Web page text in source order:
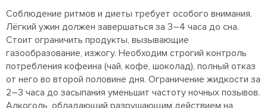
Соблюдение ритмов и диеты требует особого внимания.
Лёгкий ужин должен завершаться за 3–4 часа до сна.
Стоит ограничить продукты, вызывающие
газообразование, изжогу. Необходим строгий контроль
потребления кофеина (чай, кофе, шоколад), полный отказ
от него во второй половине дня. Ограничение жидкости за
2–3 часа до засыпания уменьшит частоту ночных позывов.
Алкоголь, обладающий разрушающим действием на